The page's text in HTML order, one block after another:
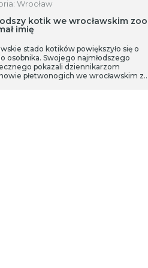
Wrocław
kotik we wrocławskim zoo
imię
stado kotików powiększyło się o
osobnika. Swojego najmłodszego
pokazali dziennikarzom
płetwonogich we wrocławskim z…